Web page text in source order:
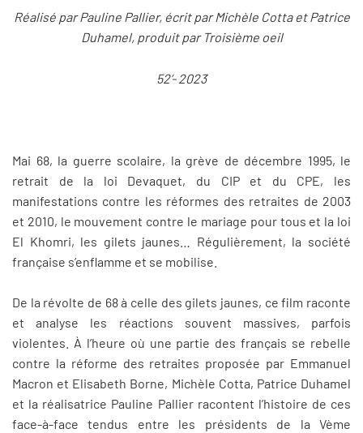
Réalisé par Pauline Pallier, écrit par Michèle Cotta et Patrice
Duhamel, produit par Troisième oeil
52’- 2023
Mai 68, la guerre scolaire, la grève de décembre 1995, le
retrait de la loi Devaquet, du CIP et du CPE, les
manifestations contre les réformes des retraites de 2003
et 2010, le mouvement contre le mariage pour tous et la loi
El Khomri, les gilets jaunes… Régulièrement, la société
française s’enflamme et se mobilise.
De la révolte de 68 à celle des gilets jaunes, ce film raconte
et analyse les réactions souvent massives, parfois
violentes. À l’heure où une partie des français se rebelle
contre la réforme des retraites proposée par Emmanuel
Macron et Elisabeth Borne, Michèle Cotta, Patrice Duhamel
et la réalisatrice Pauline Pallier racontent l’histoire de ces
face-à-face tendus entre les présidents de la Vème